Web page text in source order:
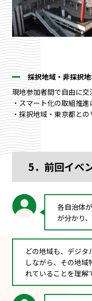
採択地域・非採択
現地参加者間で自由に交
・スマート化の取組推
・採択地域・東京都と
5．前回イベ
各自治体
が分かり
どの地域も、デジ
しながら、その地
れていることを理解